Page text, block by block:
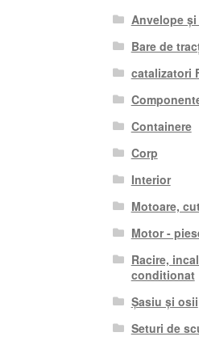
Anvelope
Bare de
catalizatori
Containere
Corp
Interior
Motoare,
Motor -
Racire,
conditionat
Șasiu și osii
Seturi de